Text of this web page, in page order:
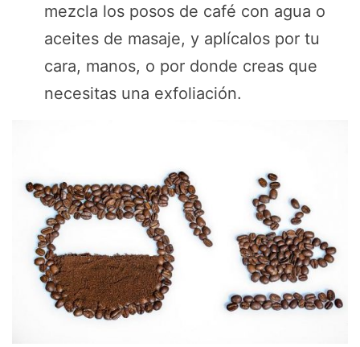
mezcla los posos de café con agua o
aceites de masaje, y aplícalos por tu
cara, manos, o por donde creas que
necesitas una exfoliación.